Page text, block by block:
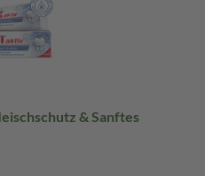
& Sanftes